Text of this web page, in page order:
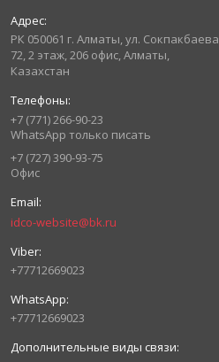
РК 050061 г. Алматы, ул. Сокпакбаева
72, 2 этаж, 206 офис, Алматы,
Казахстан
+7 (771) 266-90-23
WhatsApp только писать
+7 (727) 390-93-75
Офис
idco-website@bk.ru
+77712669023
+77712669023